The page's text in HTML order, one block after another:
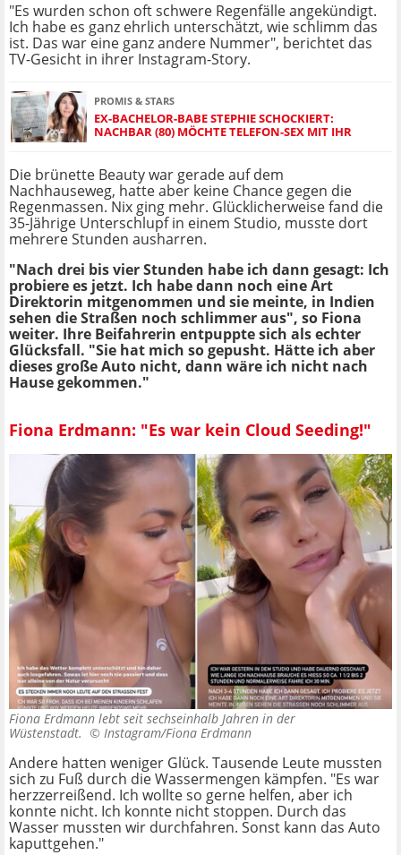
"Es wurden schon oft schwere Regenfälle angekündigt.
Ich habe es ganz ehrlich unterschätzt, wie schlimm das
ist. Das war eine ganz andere Nummer", berichtet das
TV-Gesicht in ihrer Instagram-Story.
PROMIS & STARS
EX-BACHELOR-BABE STEPHIE SCHOCKIERT:
NACHBAR (80) MÖCHTE TELEFON-SEX MIT IHR
Die brünette Beauty war gerade auf dem
Nachhauseweg, hatte aber keine Chance gegen die
Regenmassen. Nix ging mehr. Glücklicherweise fand die
35-Jährige Unterschlupf in einem Studio, musste dort
mehrere Stunden ausharren.
"Nach drei bis vier Stunden habe ich dann gesagt: Ich
probiere es jetzt. Ich habe dann noch eine Art
Direktorin mitgenommen und sie meinte, in Indien
sehen die Straßen noch schlimmer aus", so Fiona
weiter. Ihre Beifahrerin entpuppte sich als echter
Glücksfall. "Sie hat mich so gepusht. Hätte ich aber
dieses große Auto nicht, dann wäre ich nicht nach
Hause gekommen."
Fiona Erdmann: "Es war kein Cloud Seeding!"
Fiona Erdmann lebt seit sechseinhalb Jahren in der
Wüstenstadt. © Instagram/Fiona Erdmann
Andere hatten weniger Glück. Tausende Leute mussten
sich zu Fuß durch die Wassermengen kämpfen. "Es war
herzzerreißend. Ich wollte so gerne helfen, aber ich
konnte nicht. Ich konnte nicht stoppen. Durch das
Wasser mussten wir durchfahren. Sonst kann das Auto
kaputtgehen."